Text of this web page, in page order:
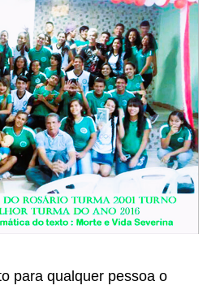
para qualquer pessoa o